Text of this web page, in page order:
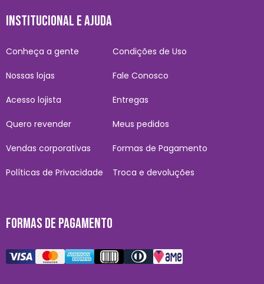
INSTITUCIONAL E AJUDA
Conheça a gente
Nossas lojas
Acesso lojista
Quero revender
Vendas corporativas
Políticas de Privacidade
Condições de Uso
Fale Conosco
Entregas
Meus pedidos
Formas de Pagamento
Troca e devoluções
FORMAS DE PAGAMENTO